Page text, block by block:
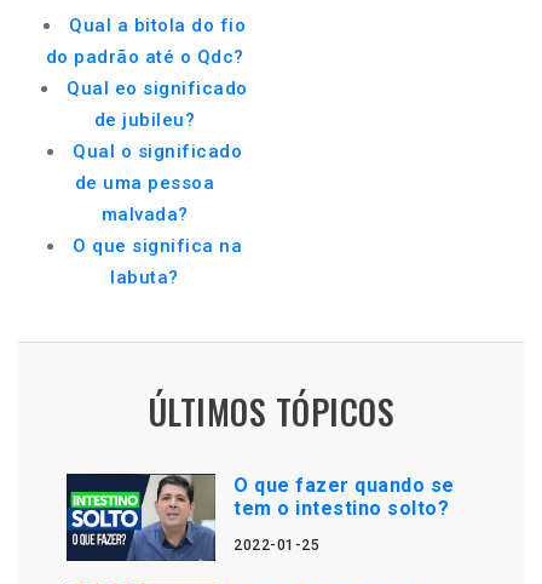
Qual a bitola do fio
do padrão até o Qdc?
Qual eo significado
de jubileu?
Qual o significado
de uma pessoa
malvada?
O que significa na
labuta?
ÚLTIMOS TÓPICOS
O que fazer quando se
tem o intestino solto?
2022-01-25